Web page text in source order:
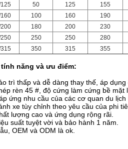
50 125 155
100 160 190
180 200 230
250 250 280
350 315 355
tính năng và ưu điểm:
trì thấp và dễ dàng thay thế, áp dụng
rèn 45 #, độ cứng làm cứng bề mặt
ứng nhu cầu của các cơ quan du lịch
xe tùy chỉnh theo yêu cầu của phi
lượng cao và ứng dụng rộng rãi.
suất tuyệt vời và bảo hành 1 năm.
OEM và ODM là ok.